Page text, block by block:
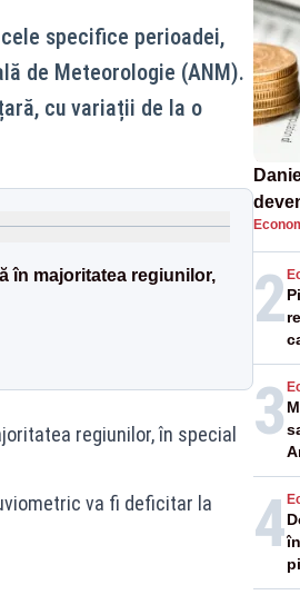
specifice perioadei,
de Meteorologie (ANM).
cu variații de la o
în majoritatea regiunilor,
regiunilor, în special
va fi deficitar la
2
3
4